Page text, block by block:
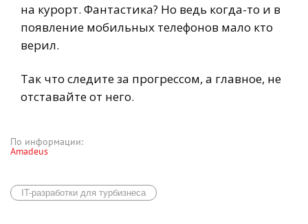
на курорт. Фантастика? Но ведь когда-то и в
появление мобильных телефонов мало кто
верил.
Так что следите за прогрессом, а главное, не
отставайте от него.
По информации:
Amadeus
IT-разработки для турбизнеса